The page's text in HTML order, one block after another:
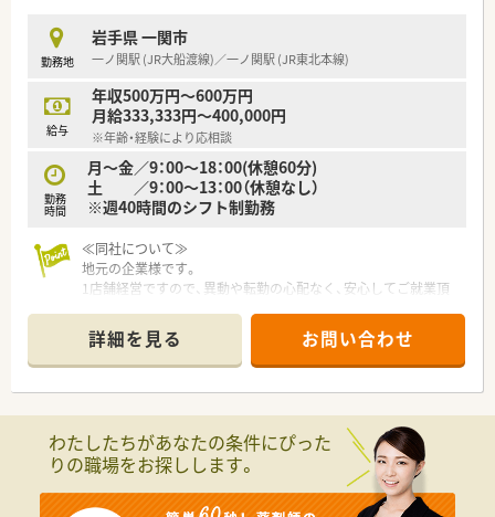
■パートながら時給は2,500円以上と高水準の薬局です◎ライフ
ワークバランス重視の方にもおすすめです。
■近隣店舗との連携が取れているため、有給休暇やお休みが取り
やすく働きやすい環境が魅力です♪
勤務地
岩手県 一関市
一ノ関駅 (JR大船渡線)／一ノ関駅 (JR東北本線)
給与
年収500万円～600万円
月給333,333円～400,000円
※年齢・経験により応相談
勤務
時間
月～金／9：00～18：00(休憩60分)
土 ／9：00～13：00（休憩なし）
※週40時間のシフト制勤務
≪同社について≫
地元の企業様です。
1店舗経営ですので、異動や転勤の心配なく、安心してご就業頂
で、協力体制がしっかりしています。
最新の機材も導入しており、安心して働ける環境が整っていま
す。
残業はほぼありません。プライベートとの両立を大事にしてい
る代表の下でご勤務いただけますので、メリハリをつけて皆さん
働かれています。
≪業務について≫
詳細を見る お問い合わせ
わたしたちがあなたの条件にぴった
りの職場をお探しします。